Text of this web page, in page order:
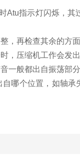
指示灯闪烁，其
再检查其余的方面
压缩机工作会发
一般都出自振荡
哪个位置，如轴